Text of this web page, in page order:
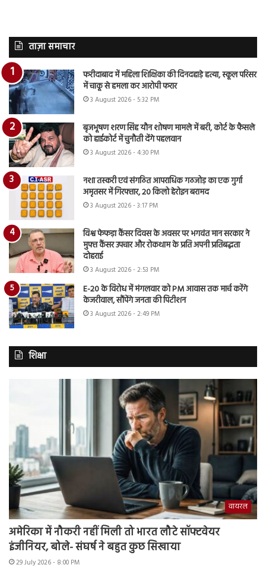
ताज़ा समाचार
फरीदाबाद में महिला शिक्षिका की दिनदहाड़े हत्या, स्कूल परिसर
में चाकू से हमला कर आरोपी फरार
3 August 2026 - 5:32 PM
बृजभूषण शरण सिंह यौन शोषण मामले में बरी, कोर्ट के फैसले
को हाईकोर्ट में चुनौती देंगे पहलवान
3 August 2026 - 4:30 PM
नशा तस्करी एवं संगठित आपराधिक गठजोड़ का एक गुर्गा
अमृतसर में गिरफ्तार, 20 किलो हेरोइन बरामद
3 August 2026 - 3:17 PM
विश्व फेफड़ा कैंसर दिवस के अवसर पर भगवंत मान सरकार ने
मुफ्त कैंसर उपचार और रोकथाम के प्रति अपनी प्रतिबद्धता
दोहराई
3 August 2026 - 2:53 PM
E-20 के विरोध में मंगलवार को PM आवास तक मार्च करेंगे
केजरीवाल, सौंपेंगे जनता की पिटीशन
3 August 2026 - 2:49 PM
शिक्षा
वायरल
अमेरिका में नौकरी नहीं मिली तो भारत लौटे सॉफ्टवेयर
इंजीनियर, बोले- संघर्ष ने बहुत कुछ सिखाया
29 July 2026 - 8:00 PM